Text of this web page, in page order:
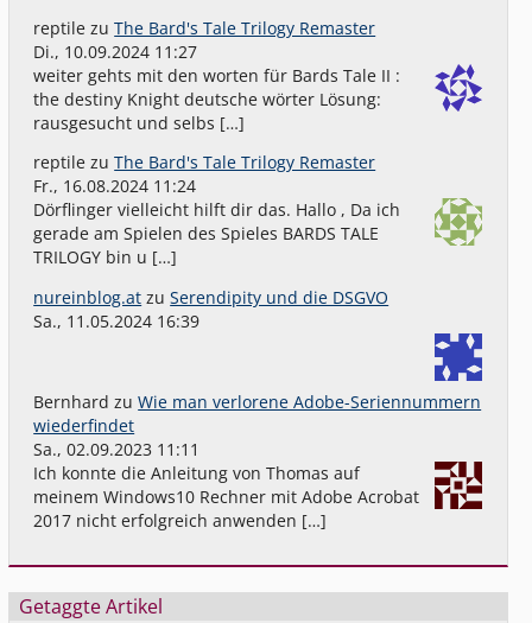
reptile zuThe Bard's Tale Trilogy Remaster
Di., 10.09.2024 11:27
weiter gehts mit den worten für Bards Tale II :
the destiny Knight deutsche wörter Lösung:
rausgesucht und selbs […]
reptile zuThe Bard's Tale Trilogy Remaster
Fr., 16.08.2024 11:24
Dörflinger vielleicht hilft dir das. Hallo , Da ich
gerade am Spielen des Spieles BARDS TALE
TRILOGY bin u […]
nureinblog.at zuSerendipity und die DSGVO
Sa., 11.05.2024 16:39
Bernhard zuWie man verlorene Adobe-Seriennummern
wiederfindet
Sa., 02.09.2023 11:11
Ich konnte die Anleitung von Thomas auf
meinem Windows10 Rechner mit Adobe Acrobat
2017 nicht erfolgreich anwenden […]
Getaggte Artikel